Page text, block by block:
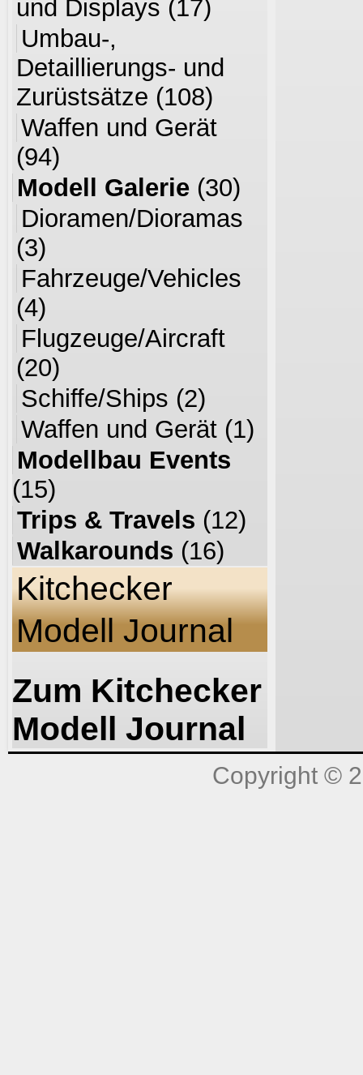
und Displays (17)
Umbau-,
Detaillierungs- und
Zurüstsätze (108)
Waffen und Gerät
(94)
Modell Galerie (30)
Dioramen/Dioramas
(3)
Fahrzeuge/Vehicles
(4)
Flugzeuge/Aircraft
(20)
Schiffe/Ships (2)
Waffen und Gerät (1)
Modellbau Events
(15)
Trips & Travels (12)
Walkarounds (16)
Kitchecker
Modell Journal
Zum Kitchecker
Modell Journal
Copyright ©